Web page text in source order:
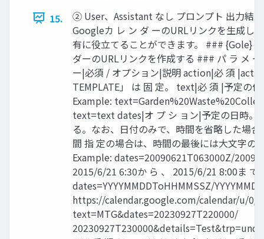
15.
② User、Assistant なし プロンプト 出力結
Googleカ レ ン ダ ーのURLリンクを生成し
有に役立てることができます。 ### {Gole}
ダーのURLリンクを作成する ### パ ラ メ
ー|必須 / オプション|説明 action|必 須
TEMPLATE」 は 固 定。 text|必 須 |予定の
Example:
text=text dates|オ プ シ ョン|予定の日時。
る。なお、日付のみで、時間を省略した場
間 指 定の場合は、時間の最後には大文字の
Example: dates=20090621T063000Z/
2015/6/21 6:30か ら 、 2015/6/21 8:00ま で
dates=YYYYMMDDToHHMMSSZ/
https://calendar.google.com/calendar/u/0/
text=MTG&dates=20230927T220000/